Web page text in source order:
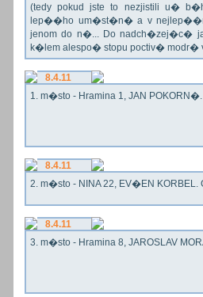
(tedy pokud jste to nezjistili u�
lep��ho um�st�n� a v
jenom do n�... Do nadch�zej�c�
k�lem alespo� stopu poctiv�
8.4.11
1. m�sto - Hramina 1, JAN
8.4.11
2. m�sto - NINA 22, EV�EN KORBEL.
8.4.11
3. m�sto - Hramina 8, JAROSLAV